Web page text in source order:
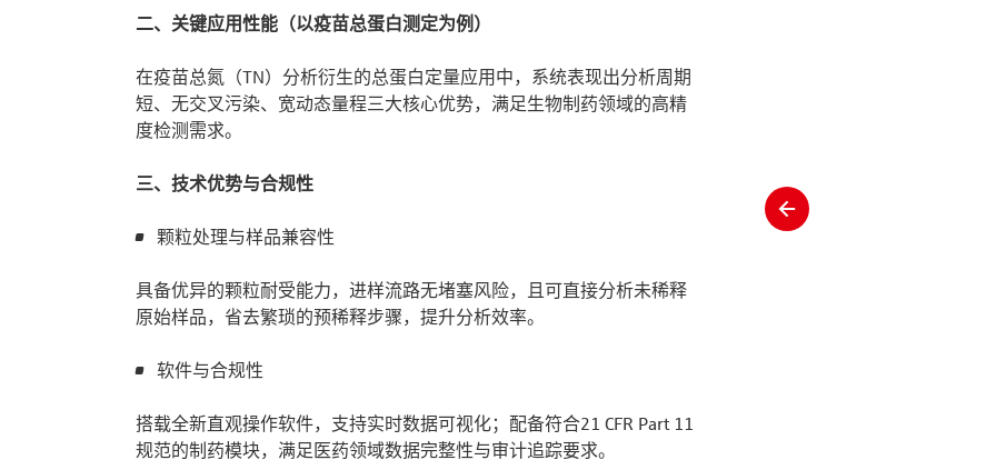
slide
left
二、关键应用性能（以疫苗总蛋白测定为例）
在疫苗总氮（TN）分析衍生的总蛋白定量应用中，系统表现出分析周期
短、无交叉污染、宽动态量程三大核心优势，满足生物制药领域的高精
度检测需求。
三、技术优势与合规性
颗粒处理与样品兼容性
具备优异的颗粒耐受能力，进样流路无堵塞风险，且可直接分析未稀释
原始样品，省去繁琐的预稀释步骤，提升分析效率。
软件与合规性
搭载全新直观操作软件，支持实时数据可视化；配备符合21 CFR Part 11
规范的制药模块，满足医药领域数据完整性与审计追踪要求。